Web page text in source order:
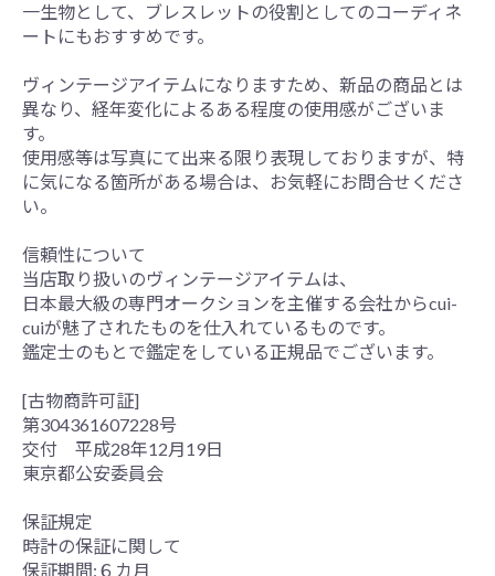
一生物として、ブレスレットの役割としてのコーディネ
ートにもおすすめです。
ヴィンテージアイテムになりますため、新品の商品とは
異なり、経年変化によるある程度の使用感がございま
す。
使用感等は写真にて出来る限り表現しておりますが、特
に気になる箇所がある場合は、お気軽にお問合せくださ
い。
信頼性について
当店取り扱いのヴィンテージアイテムは、
日本最大級の専門オークションを主催する会社からcui-
cuiが魅了されたものを仕入れているものです。
鑑定士のもとで鑑定をしている正規品でございます。
[古物商許可証]
第304361607228号
交付 平成28年12月19日
東京都公安委員会
保証規定
時計の保証に関して
保証期間:６カ月